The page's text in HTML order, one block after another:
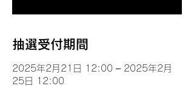
抽選受付期間
2025年2月21日 12:00 – 2025年2月
25日 12:00